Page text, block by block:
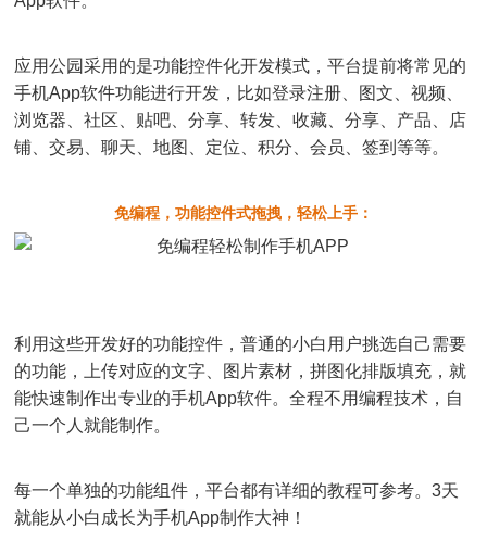
应用公园采用的是功能控件化开发模式，平台提前将常见的
手机App软件功能进行开发，比如登录注册、图文、视频、
浏览器、社区、贴吧、分享、转发、收藏、分享、产品、店
铺、交易、聊天、地图、定位、积分、会员、签到等等。
免编程，功能控件式拖拽，轻松上手：
利用这些开发好的功能控件，普通的小白用户挑选自己需要
的功能，上传对应的文字、图片素材，拼图化排版填充，就
能快速制作出专业的手机App软件。全程不用编程技术，自
己一个人就能制作。
每一个单独的功能组件，平台都有详细的教程可参考。3天
就能从小白成长为手机App制作大神！